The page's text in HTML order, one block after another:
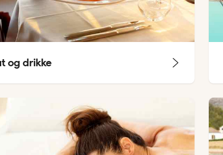
og drikke